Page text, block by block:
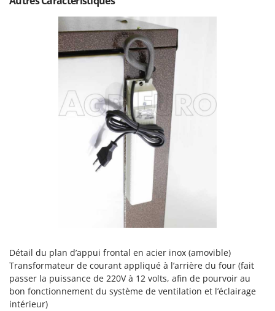
Détail du plan d’appui frontal en acier inox (amovible)
Transformateur de courant appliqué à l’arrière du four (fait
passer la puissance de 220V à 12 volts, afin de pourvoir au
bon fonctionnement du système de ventilation et l’éclairage
intérieur)